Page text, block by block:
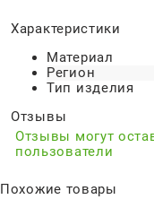
Характеристики
Материал
Регион
Тип изделия
Отзывы
Отзывы могут
пользователи
Похожие товары